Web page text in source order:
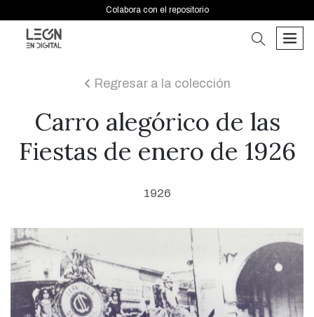
Colabora con el repositorio
buscar
icon
Regresar a la colección
Carro alegórico de las
Fiestas de enero de 1926
1926